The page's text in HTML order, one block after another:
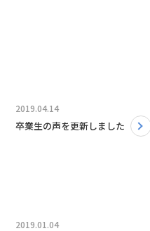
2019.04.14
卒業生の声を更新しました
2019.01.04